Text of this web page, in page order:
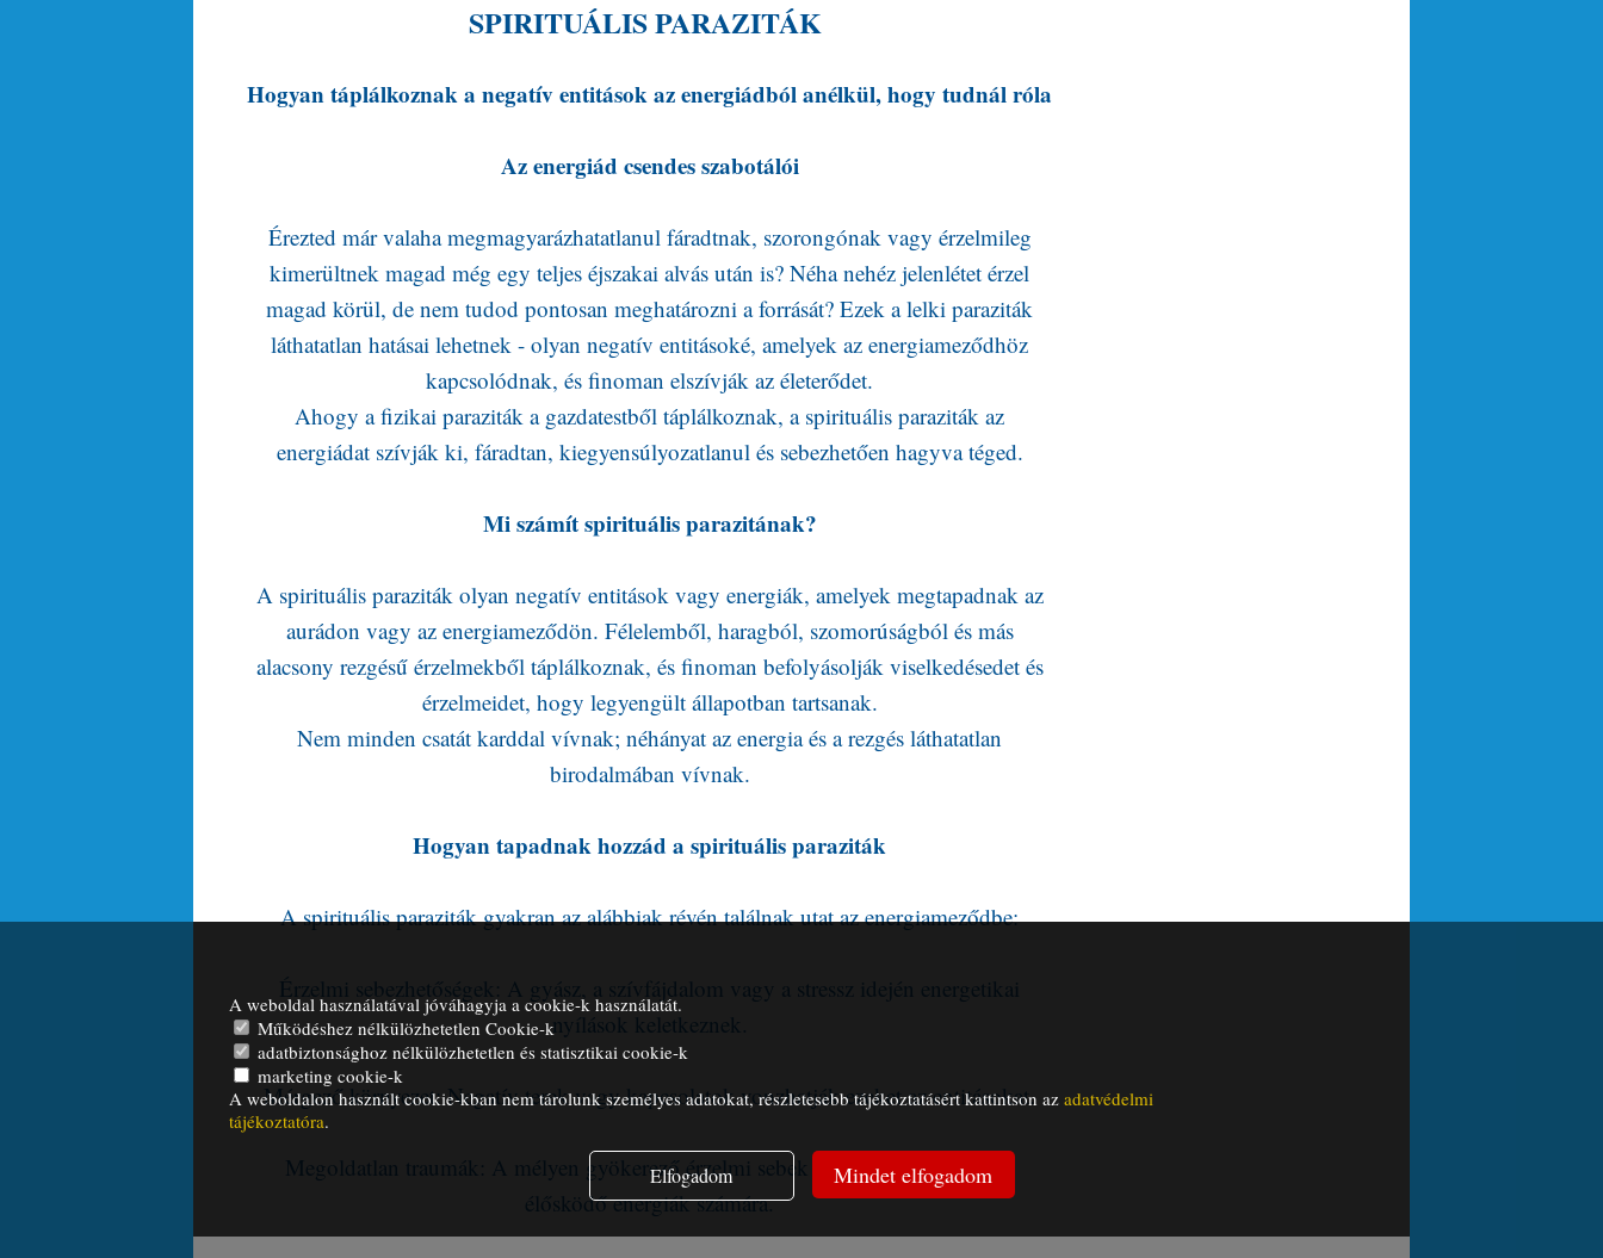
SPIRITUÁLIS PARAZITÁK
Hogyan táplálkoznak a negatív entitások az energiádból anélkül, hogy tudnál róla
Az energiád csendes szabotálói
Érezted már valaha megmagyarázhatatlanul fáradtnak, szorongónak vagy érzelmileg
kimerültnek magad még egy teljes éjszakai alvás után is? Néha nehéz jelenlétet érzel
magad körül, de nem tudod pontosan meghatározni a forrását? Ezek a lelki paraziták
láthatatlan hatásai lehetnek - olyan negatív entitásoké, amelyek az energiameződhöz
kapcsolódnak, és finoman elszívják az életerődet.
Ahogy a fizikai paraziták a gazdatestből táplálkoznak, a spirituális paraziták az
energiádat szívják ki, fáradtan, kiegyensúlyozatlanul és sebezhetően hagyva téged.
Mi számít spirituális parazitának?
A spirituális paraziták olyan negatív entitások vagy energiák, amelyek megtapadnak az
aurádon vagy az energiameződön. Félelemből, haragból, szomorúságból és más
alacsony rezgésű érzelmekből táplálkoznak, és finoman befolyásolják viselkedésedet és
érzelmeidet, hogy legyengült állapotban tartsanak.
Nem minden csatát karddal vívnak; néhányat az energia és a rezgés láthatatlan
birodalmában vívnak.
Hogyan tapadnak hozzád a spirituális paraziták
A spirituális paraziták gyakran az alábbiak révén találnak utat az energiameződbe:
Érzelmi sebezhetőségek: A gyász, a szívfájdalom vagy a stressz idején energetikai
nyílások keletkeznek.
Mérgező környezet: Negatív terek vagy kapcsolatok vonzhatják ezeket az entitásokat.
Megoldatlan traumák: A mélyen gyökerező érzelmi sebek mágnesként hatnak az
élősködő energiák számára.
A weboldal használatával jóváhagyja a cookie-k használatát.
Működéshez nélkülözhetetlen Cookie-k
adatbiztonsághoz nélkülözhetetlen és statisztikai cookie-k
marketing cookie-k
A weboldalon használt cookie-kban nem tárolunk személyes adatokat, részletesebb tájékoztatásért kattintson az adatvédelmi
tájékoztatóra.
Elfogadom Mindet elfogadom